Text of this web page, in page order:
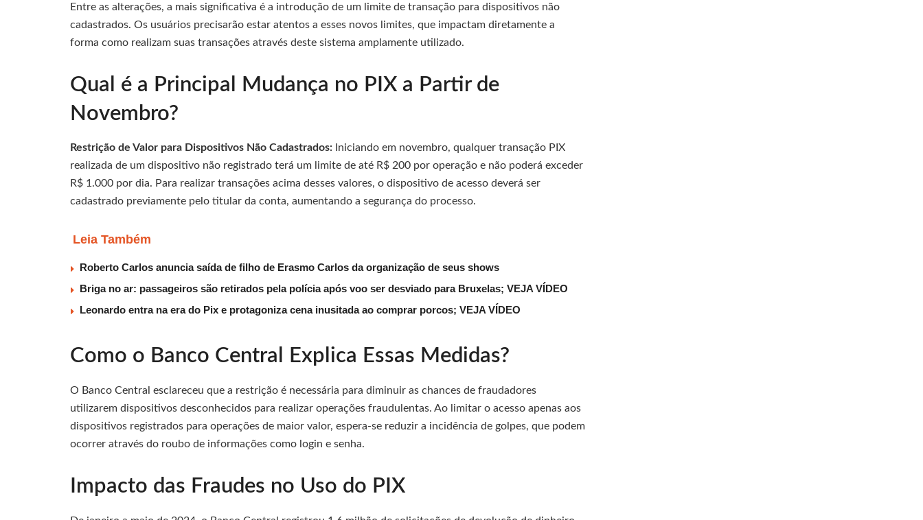
Entre as alterações, a mais significativa é a introdução de um limite de transação para dispositivos não
cadastrados. Os usuários precisarão estar atentos a esses novos limites, que impactam diretamente a
forma como realizam suas transações através deste sistema amplamente utilizado.
Qual é a Principal Mudança no PIX a Partir de
Novembro?
Restrição de Valor para Dispositivos Não Cadastrados: Iniciando em novembro, qualquer transação PIX
realizada de um dispositivo não registrado terá um limite de até R$ 200 por operação e não poderá exceder
R$ 1.000 por dia. Para realizar transações acima desses valores, o dispositivo de acesso deverá ser
cadastrado previamente pelo titular da conta, aumentando a segurança do processo.
Leia Também
Roberto Carlos anuncia saída de filho de Erasmo Carlos da organização de seus shows
Briga no ar: passageiros são retirados pela polícia após voo ser desviado para Bruxelas; VEJA VÍDEO
Leonardo entra na era do Pix e protagoniza cena inusitada ao comprar porcos; VEJA VÍDEO
Como o Banco Central Explica Essas Medidas?
O Banco Central esclareceu que a restrição é necessária para diminuir as chances de fraudadores
utilizarem dispositivos desconhecidos para realizar operações fraudulentas. Ao limitar o acesso apenas aos
dispositivos registrados para operações de maior valor, espera-se reduzir a incidência de golpes, que podem
ocorrer através do roubo de informações como login e senha.
Impacto das Fraudes no Uso do PIX